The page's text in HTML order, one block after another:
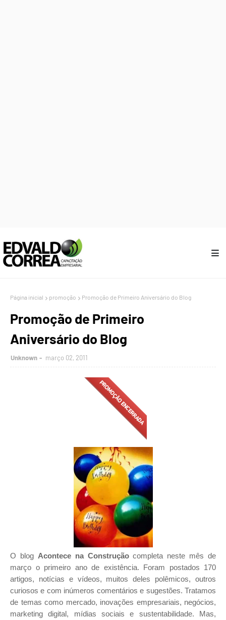
Página inicial promoção Promoção de Primeiro Aniversário do Blog
Promoção de Primeiro
Aniversário do Blog
Unknown março 02, 2011
O blog Acontece na Construçãocompleta neste mês de
março o primeiro ano de existência. Foram postados 170
artigos, notícias e vídeos, muitos deles polêmicos, outros
curiosos e com inúmeros comentários e sugestões. Tratamos
de temas como mercado, inovações empresariais, negócios,
marketing digital, mídias sociais e sustentabilidade. Mas,